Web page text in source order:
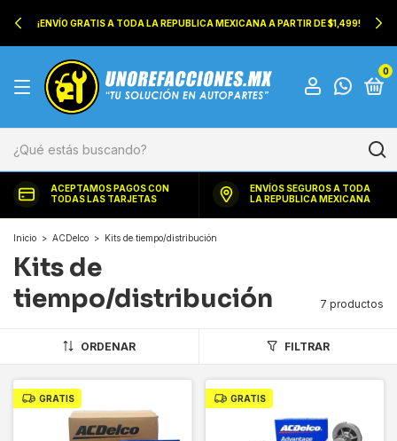
¡ENVÍO GRATIS A TODA LA REPUBLICA MEXICANA A PARTIR DE $1,499!
0
ACEPTAMOS PAGOS CON
TODAS LAS TARJETAS
ENVÍOS SEGUROS A TODA
LA REPUBLICA MEXICANA
Inicio > ACDelco > Kits de tiempo/distribución
Kits de
tiempo/distribución
7 productos
ORDENAR FILTRAR
GRATIS GRATIS